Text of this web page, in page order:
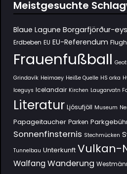
Meistgesuchte
Blaue Lagune Borgarfjörður-
Erdbeben EU EU-Referendum
Frauenfußball
Grindavík Heimaey Heiße Quelle HS orka
Iceguys Icelandair Kirchen Laugarvatn
Literatur Ljósufjöll Museum
Papageitaucher Parken
Sonnenfinsternis Stechmücken
Tunnelbau Unterkunft Vulkan-
Walfang Wanderung